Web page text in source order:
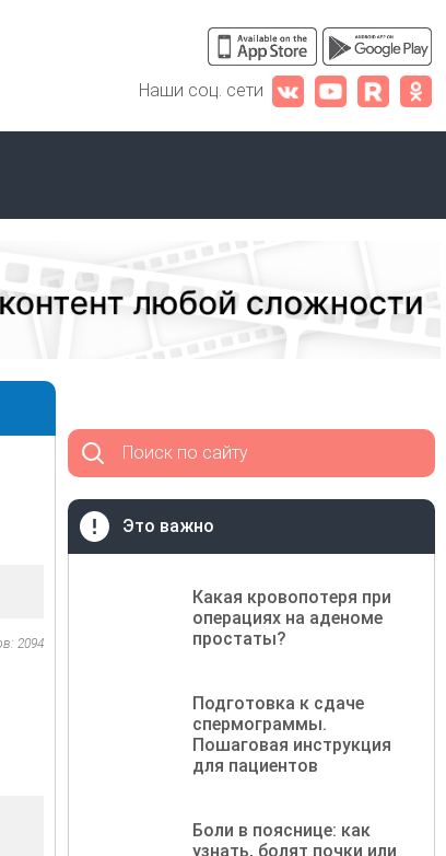
Наши соц. сети
2094
Поиск по сайту
Это важно
Какая кровопотеря при
операциях на аденоме
простаты?
Подготовка к сдаче
спермограммы.
Пошаговая инструкция
для пациентов
Боли в пояснице: как
узнать, болят почки или